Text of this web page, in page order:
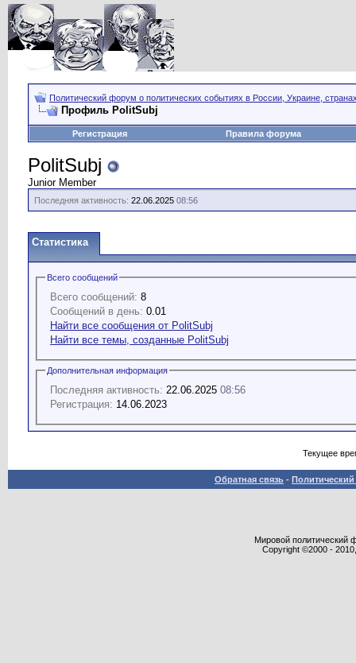
Политический форум о политических событиях в России, Украине,
Профиль PolitSubj
Регистрация Правила форума
PolitSubj
Junior Member
Последняя активность: 22.06.2025 08:56
Статистика
Всего сообщений
Всего сообщений: 8
Сообщений в день: 0.01
Найти все сообщения от PolitSubj
Найти все темы, созданные PolitSubj
Дополнительная информация
Последняя активность: 22.06.2025 08:56
Регистрация: 14.06.2023
Текущее
Обратная связь -
Мировой политический
Copyright ©2000 -